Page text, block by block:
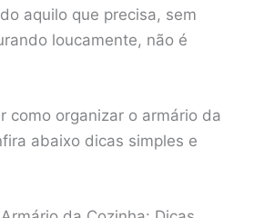
aquilo que precisa, sem
loucamente, não é
como organizar o armário da
abaixo dicas simples e